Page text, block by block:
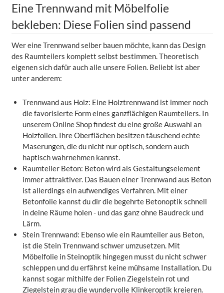
Eine Trennwand mit Möbelfolie
bekleben: Diese Folien sind passend
Wer eine Trennwand selber bauen möchte, kann das Design
des Raumteilers komplett selbst bestimmen. Theoretisch
eigenen sich dafür auch alle unsere Folien. Beliebt ist aber
unter anderem:
Trennwand aus Holz: Eine Holztrennwand ist immer noch
die favorisierte Form eines ganzflächigen Raumteilers. In
unserem Online Shop findest du eine große Auswahl an
Holzfolien. Ihre Oberflächen besitzen täuschend echte
Maserungen, die du nicht nur optisch, sondern auch
haptisch wahrnehmen kannst.
Raumteiler Beton: Beton wird als Gestaltungselement
immer attraktiver. Das Bauen einer Trennwand aus Beton
ist allerdings ein aufwendiges Verfahren. Mit einer
Betonfolie kannst du dir die begehrte Betonoptik schnell
in deine Räume holen - und das ganz ohne Baudreck und
Lärm.
Stein Trennwand: Ebenso wie ein Raumteiler aus Beton,
ist die Stein Trennwand schwer umzusetzen. Mit
Möbelfolie in Steinoptik hingegen musst du nicht schwer
schleppen und du erfährst keine mühsame Installation. Du
kannst sogar mithilfe der Folien Ziegelstein rot und
Ziegelstein grau die wundervolle Klinkeroptik kreieren.